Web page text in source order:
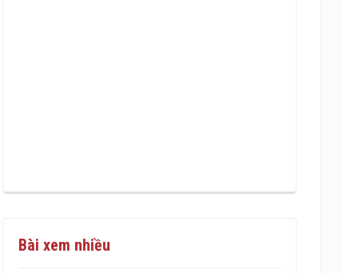
Bài xem nhiều